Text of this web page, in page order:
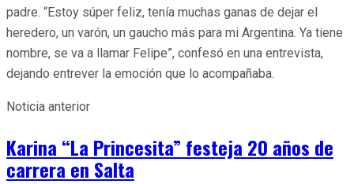
padre. “Estoy súper feliz, tenía muchas ganas de dejar el
heredero, un varón, un gaucho más para mi Argentina. Ya tiene
nombre, se va a llamar Felipe”, confesó en una entrevista,
dejando entrever la emoción que lo acompañaba.
Noticia anterior
Karina “La Princesita” festeja 20 años de
carrera en Salta